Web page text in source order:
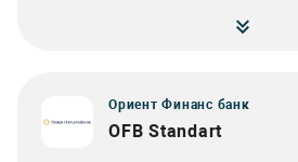
Ориент Финанс банк
OFB Standart